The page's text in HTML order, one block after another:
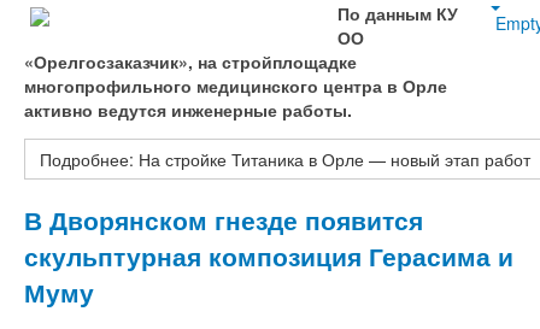
По данным КУ
ОО
«Орелгосзаказчик», на стройплощадке
многопрофильного медицинского центра в Орле
активно ведутся инженерные работы.
Подробнее: На стройке Титаника в Орле — новый этап работ
В Дворянском гнезде появится
скульптурная композиция Герасима и
Муму